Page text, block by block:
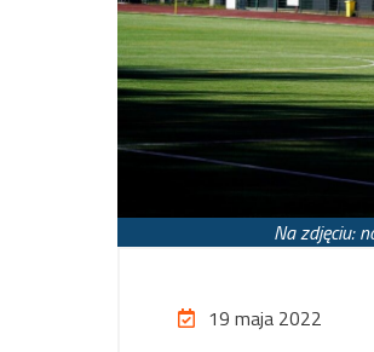
Na zdjęciu:
19 maja 2022